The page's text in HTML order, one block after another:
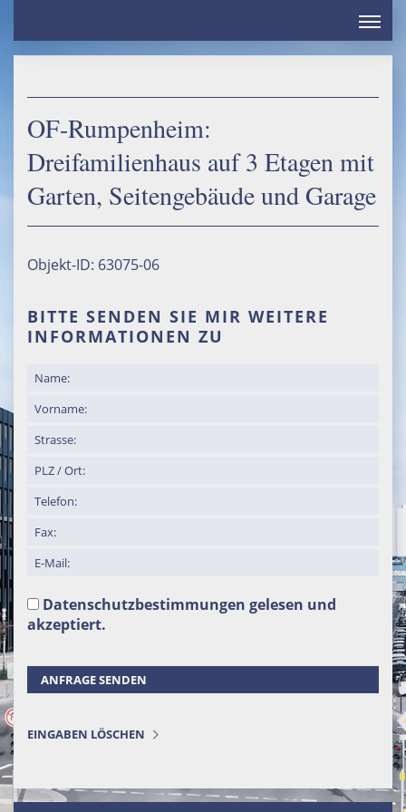
Home
Service
Kontakt
VERKAUF
Häuser
Grundstücke
Kapitalanlagen
VERMIETUNG
Wohnen
Gewerbe
SUCHE
Objektsuche / Angebot
OF-Rumpenheim:
Dreifamilienhaus auf 3 Etagen mit
Garten, Seitengebäude und Garage
Objekt-ID: 63075-06
BITTE SENDEN SIE MIR WEITERE
INFORMATIONEN ZU
Datenschutzbestimmungen gelesen und
akzeptiert.
ANFRAGE SENDEN
EINGABEN LÖSCHEN